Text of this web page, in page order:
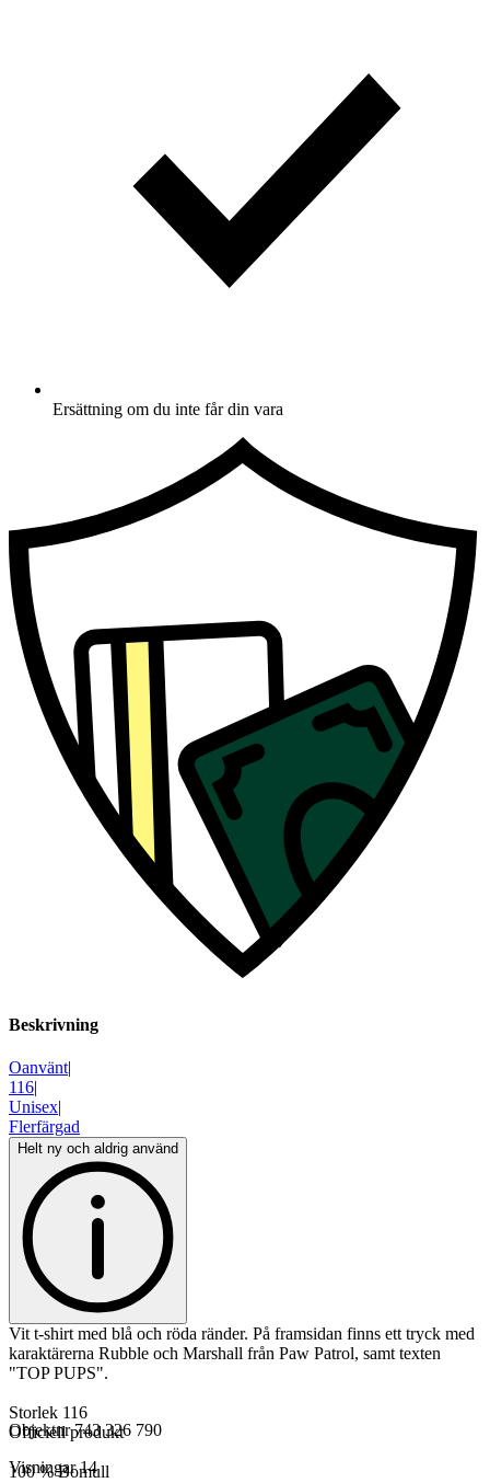
Ersättning om du inte får din vara
Beskrivning
Oanvänt|
116|
Unisex|
Flerfärgad
Helt ny och aldrig använd
Vit t-shirt med blå och röda ränder. På framsidan finns ett tryck med
karaktärerna Rubble och Marshall från Paw Patrol, samt texten
"TOP PUPS".
Storlek 116
Officiell produkt
100 % Bomull
Objektnr 743 326 790
Visningar 14